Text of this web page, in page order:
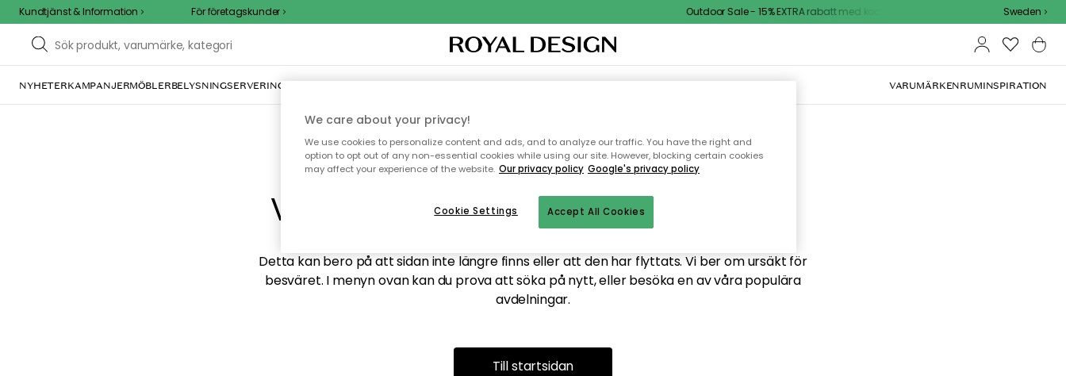
Kundtjänst & Information För företagskunder Outdoor Sale - 15% EXTRA rabatt med kod Sweden
NYHETERKAMPANJERMÖBLERBELYSNINGSERVERING INREDNINGTEXTIL & MATTORKÖKETFÖRVARINGUTEMÖBLER VARUMÄRKENRUMINSPIRATION
Vi hittar tyvärr inte sidan du söker
Detta kan bero på att sidan inte längre finns eller att den har flyttats. Vi ber om ursäkt för
besväret. I menyn ovan kan du prova att söka på nytt, eller besöka en av våra populära
avdelningar.
Till startsidan
We care about your privacy!
We use cookies to personalize content and ads, and to analyze our traffic. You have the right and
option to opt out of any non-essential cookies while using our site. However, blocking certain cookies
may affect your experience of the website. Our privacy policy Google's privacy policy
Accept All Cookies
Cookie Settings